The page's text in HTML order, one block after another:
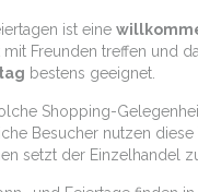
ist eine
Freunden treffen und
bestens geeignet.
Shopping-
Besucher nutzen
setzt der Einzelhandel